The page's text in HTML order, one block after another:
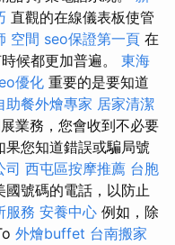
直觀的在線儀表板使管
空間 seo保證第一頁 在
候都更加普遍。 東海
優化 重要的是要知道
助餐外燴專家 居家清潔
業務，您會收到不必要
果您知道錯誤或騙局號
司 西屯區按摩推薦 台胞
號碼的電話，以防止
服務 安養中心 例如，除
外燴buffet 台南搬家